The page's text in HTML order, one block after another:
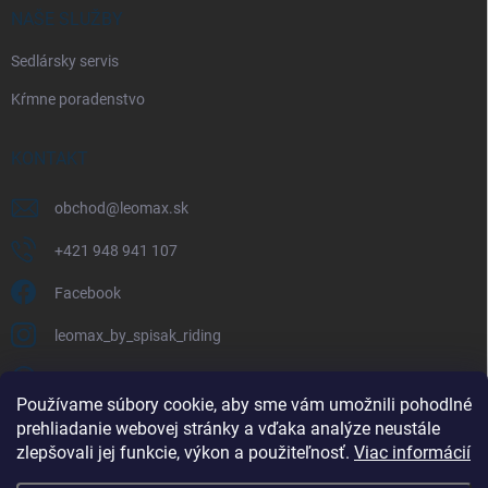
Používame súbory cookie, aby sme vám umožnili pohodlné
prehliadanie webovej stránky a vďaka analýze neustále
zlepšovali jej funkcie, výkon a použiteľnosť. Viac informácií
NAŠE SLUŽBY
Sedlársky servis
Kŕmne poradenstvo
KONTAKT
obchod@ leomax.sk
+421 948 941 107
Facebook
leomax_by_spisak_riding
FACEBOOK